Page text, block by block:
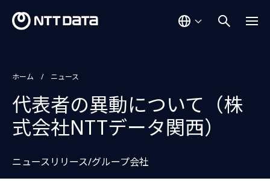
ホーム ニュース
代表者の異動について（株
式会社NTTデータ関西）
ニュースリリース/グループ会社